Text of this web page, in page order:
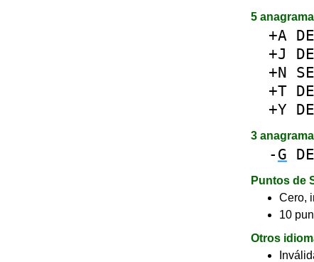
5
+A
+J
+N
+T
+Y
3
- G
Puntos de
Cero,
10
Otros